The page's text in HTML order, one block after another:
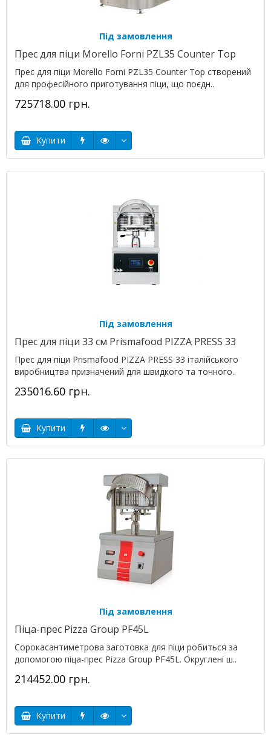
Під замовлення
Прес для піци Morello Forni PZL35 Counter Top
Прес для піци Morello Forni PZL35 Counter Top створений
для професійного приготування піци, що поєдн..
725718.00 грн.
Купити
Під замовлення
Прес для піци 33 см Prismafood PIZZA PRESS 33
Прес для піци Prismafood PIZZA PRESS 33 італійського
виробництва призначений для швидкого та точного..
235016.60 грн.
Купити
Під замовлення
Піца-прес Pizza Group PF45L
Сорокасантиметрова заготовка для піци робиться за
допомогою піца-прес Pizza Group PF45L. Округлені ш..
214452.00 грн.
Купити